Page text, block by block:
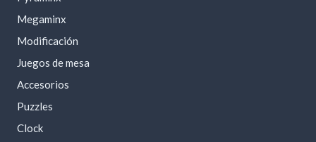
Megaminx
Modificación
Juegos de mesa
Accesorios
Puzzles
Clock